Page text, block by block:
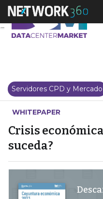
Servidores CPD y Mercado
WHITEPAPER
Crisis
suceda?